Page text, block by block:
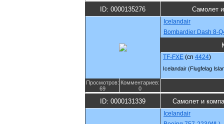
ID: 0000135276 Самолет
Icelandair
Bombardier Dash 8-
TF-FXE (cn 4424)
Icelandair (Flugfelag
Просмотров:
69
Комментариев:
0
ID: 0000131339 Самолет и
Icelandair